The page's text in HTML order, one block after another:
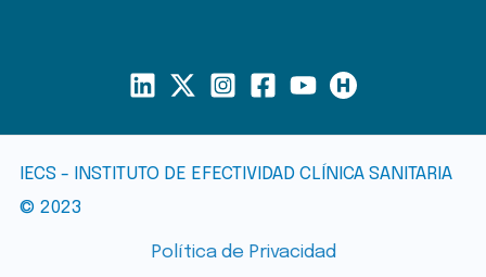
IECS - INSTITUTO DE EFECTIVIDAD CLÍNICA SANITARIA
© 2023
Política de Privacidad